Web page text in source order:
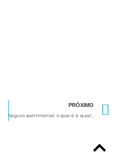
PRÓXIMO